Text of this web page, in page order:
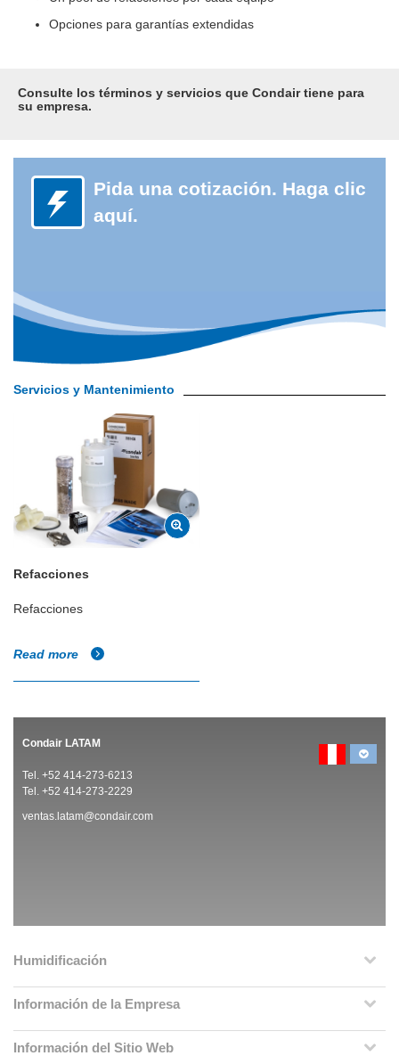
Opciones para garantías extendidas
Consulte los términos y servicios que Condair tiene para
su empresa.
Pida una cotización. Haga clic
aquí.
Servicios y Mantenimiento
Refacciones
Refacciones
Read more
Condair LATAM
Tel. +52 414-273-6213
Tel. +52 414-273-2229
ventas.latam@condair.com
Humidificación
Información de la Empresa
Información del Sitio Web